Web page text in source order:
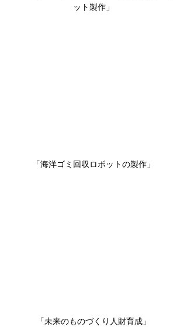
ット製作」
「海洋ゴミ回収ロボットの製作」
「未来のものづくり人財育成」